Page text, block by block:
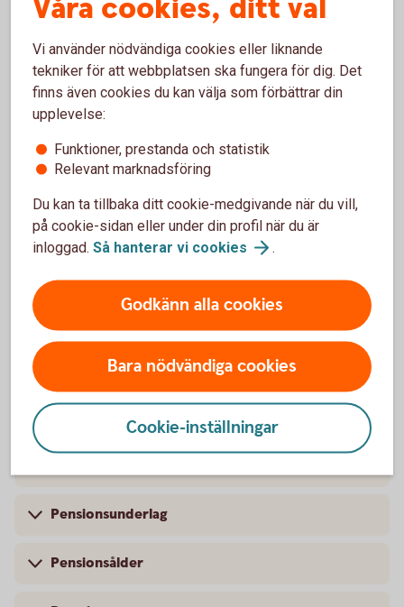
Pensionsbesked
Pensionsförsäkring
Pensionsgrundande belopp
Pensionsgrundande inkomst
Pensionsmedförande lön
Pensionspoäng
Pensionsunderlag
Pensionsålder
Vi använder nödvändiga cookies eller liknande
tekniker för att webbplatsen ska fungera för dig. Det
finns även cookies du kan välja som förbättrar din
upplevelse:
Funktioner, prestanda och statistik
Relevant marknadsföring
Du kan ta tillbaka ditt cookie-medgivande när du vill,
på cookie-sidan eller under din profil när du är
inloggad. Så hanterar vi cookies .
Godkänn alla cookies
Bara nödvändiga cookies
Cookie-inställningar